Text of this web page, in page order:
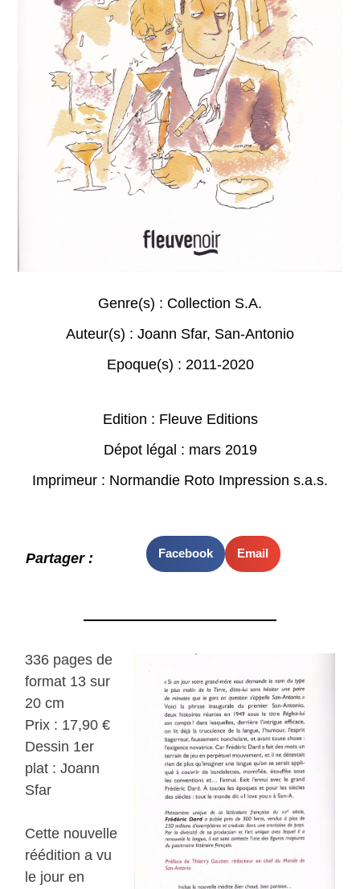
Genre(s) : Collection S.A.
Auteur(s) : Joann Sfar, San-Antonio
Epoque(s) : 2011-2020
Edition : Fleuve Editions
Dépot légal : mars 2019
Imprimeur : Normandie Roto Impression s.a.s.
Partager : Facebook Email
336 pages de
format 13 sur
20 cm
Prix : 17,90 €
Dessin 1er
plat : Joann
Sfar
Cette nouvelle
réédition a vu
le jour en